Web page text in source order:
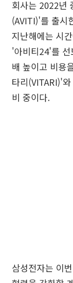
회사는 2022년
(AVITI)'를 출시
지난해에는 시
'아비티24'를 선
배 높이고 비용
타리(VITARI)'
비 중이다.
삼성전자는 이